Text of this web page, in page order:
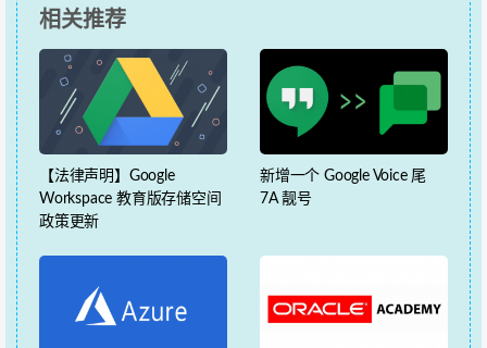
相关推荐
【法律声明】Google
Workspace 教育版存储空间
政策更新
新增一个 Google Voice 尾
7A 靓号